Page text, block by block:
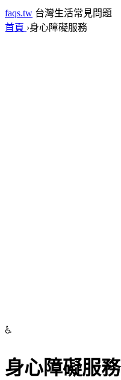
faqs.tw 台灣生活常見問題
首頁 ›身心障礙服務
♿
身心障礙服務